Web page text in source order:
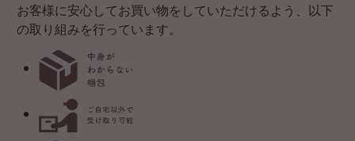
お客様に安心してお買い物をしていただけるよう、以下
の取り組みを行っています。